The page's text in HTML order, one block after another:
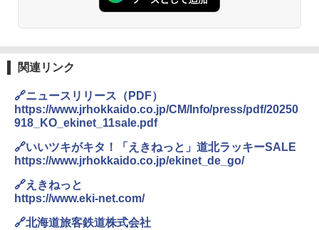
関連リンク
🔗ニュースリリース（PDF）
https://www.jrhokkaido.co.jp/CM/Info/press/pdf/20250
918_KO_ekinet_11sale.pdf
🔗いいツキがキタ！「えきねっと」道北ラッキーSALE
https://www.jrhokkaido.co.jp/ekinet_de_go/
🔗えきねっと
https://www.eki-net.com/
🔗北海道旅客鉄道株式会社